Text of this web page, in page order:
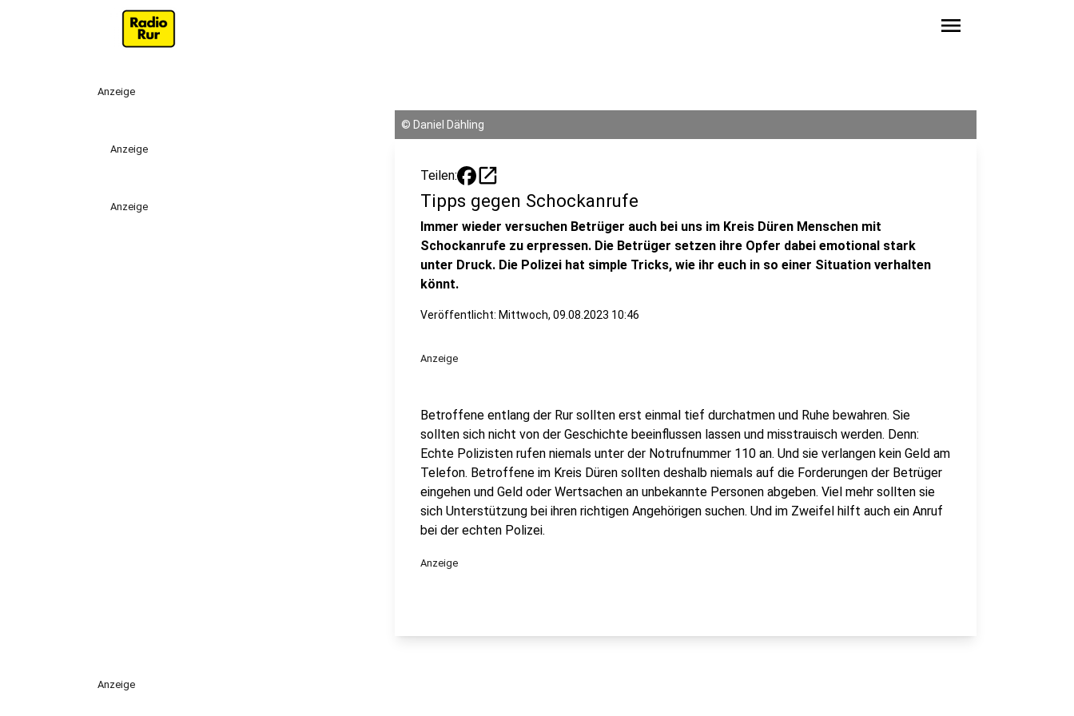
menu
Anzeige
Anzeige
Anzeige
© Daniel Dähling
Teilen: open_in_new
Tipps gegen Schockanrufe
Immer wieder versuchen Betrüger auch bei uns im Kreis Düren Menschen mit
Schockanrufe zu erpressen. Die Betrüger setzen ihre Opfer dabei emotional stark
unter Druck. Die Polizei hat simple Tricks, wie ihr euch in so einer Situation verhalten
könnt.
Veröffentlicht: Mittwoch, 09.08.2023 10:46
Anzeige
Betroffene entlang der Rur sollten erst einmal tief durchatmen und Ruhe bewahren. Sie
sollten sich nicht von der Geschichte beeinflussen lassen und misstrauisch werden. Denn:
Echte Polizisten rufen niemals unter der Notrufnummer 110 an. Und sie verlangen kein Geld am
Telefon. Betroffene im Kreis Düren sollten deshalb niemals auf die Forderungen der Betrüger
eingehen und Geld oder Wertsachen an unbekannte Personen abgeben. Viel mehr sollten sie
sich Unterstützung bei ihren richtigen Angehörigen suchen. Und im Zweifel hilft auch ein Anruf
bei der echten Polizei.
Anzeige
Anzeige